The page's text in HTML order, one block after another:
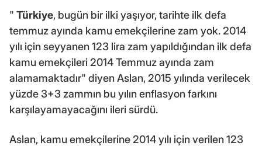
" Türkiye, bugün bir ilki yaşıyor, tarihte ilk defa
temmuz ayında kamu emekçilerine zam yok. 2014
yılı için seyyanen 123 lira zam yapıldığından ilk defa
kamu emekçileri 2014 Temmuz ayında zam
alamamaktadır" diyen Aslan, 2015 yılında verilecek
yüzde 3+3 zammın bu yılın enflasyon farkını
karşılayamayacağını ileri sürdü.
Aslan, kamu emekçilerine 2014 yılı için verilen 123